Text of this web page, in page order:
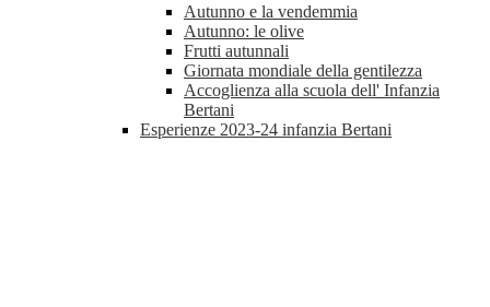
Autunno e la vendemmia
Autunno: le olive
Frutti autunnali
Giornata mondiale della gentilezza
Accoglienza alla scuola dell' Infanzia
Bertani
Esperienze 2023-24 infanzia Bertani